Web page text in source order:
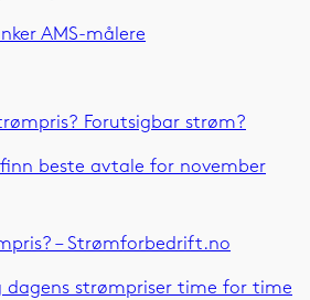
AMS-målere
Forutsigbar strøm?
beste avtale for november
– Strømforbedrift.no
dagens strømpriser time for time